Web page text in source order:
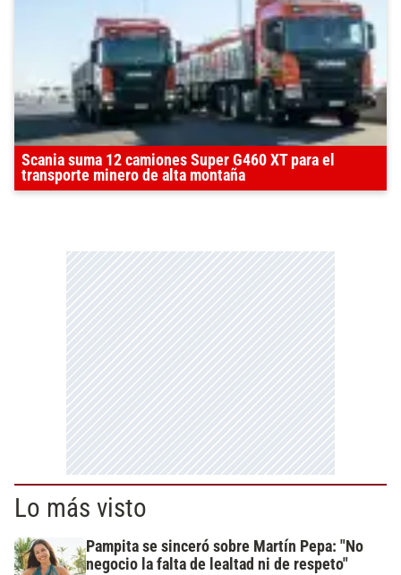
Scania suma 12 camiones Super G460 XT para el
transporte minero de alta montaña
Lo más visto
Pampita se sinceró sobre Martín Pepa: "No
negocio la falta de lealtad ni de respeto"